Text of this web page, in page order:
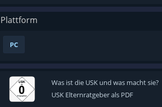
Plattform
PC
Was ist die USK und was macht sie?
USK Elternratgeber als PDF